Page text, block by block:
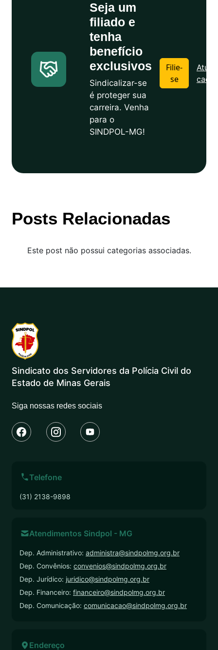
Seja um
filiado e
tenha
benefício
exclusivos
Sindicalizar-se
é proteger sua
carreira. Venha
para o
SINDPOL-MG!
Filie-
se
Posts Relacionadas
Este post não possui categorias associadas.
Sindicato dos Servidores da Polícia Civil do
Estado de Minas Gerais
Siga nossas redes sociais
Telefone
(31) 2138-9898
Atendimentos Sindpol - MG
Dep. Administrativo: administra@sindpolmg.org.br
Dep. Convênios: convenios@sindpolmg.org.br
Dep. Jurídico: juridico@sindpolmg.org.br
Dep. Financeiro: financeiro@sindpolmg.org.br
Dep. Comunicação: comunicacao@sindpolmg.org.br
Endereço